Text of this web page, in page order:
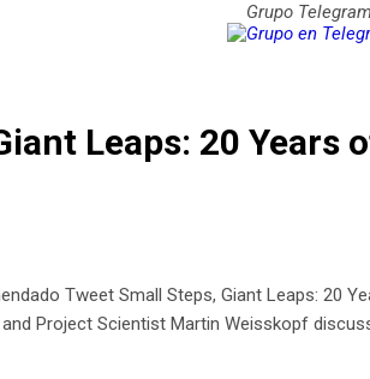
Grupo
Leaps: 20 Years
Tweet Small Steps, Giant Leaps: 20
Project Scientist Martin Weisskopf